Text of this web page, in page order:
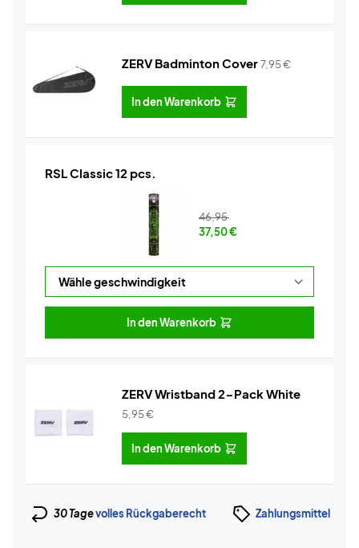
ZERV Badminton Cover7,95€
In den Warenkorb
RSL Classic 12 pcs.
46,95
37,50€
In den Warenkorb
ZERV Wristband 2-Pack White
5,95€
In den Warenkorb
30 Tagevolles Rückgaberecht Zahlungsmittel